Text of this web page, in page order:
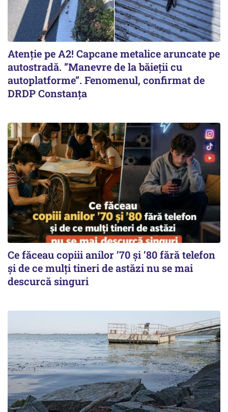
Atenție pe A2! Capcane metalice aruncate pe
autostradă. ”Manevre de la băieții cu
autoplatforme”. Fenomenul, confirmat de
DRDP Constanța
Ce făceau copiii anilor ’70 și ’80 fără telefon
și de ce mulți tineri de astăzi nu se mai
descurcă singuri